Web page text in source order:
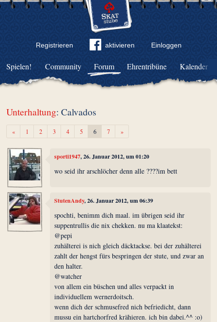
Registrieren aktivieren Einloggen
Community Forum Ehrentribüne Kalender
Spielen!
Unterhaltung: Calvados
«Zurück1 2 3 4 5 6 7 »Weiter
sporti1947, 26. Januar 2012, um 01:20
wo seid ihr arschlöcher denn alle ????im bett
StutenAndy, 26. Januar 2012, um 06:39
spochti, benimm dich maal. im übrigen seid ihr
suppentrullis die nix chekken. nu ma klaatekst:
@pepi
zuhälterei is nich gleich däcktackse. bei der zuhälterei
zahlt der hengst fürs bespringen der stute, und zwar an
den halter.
@watcher
von allem ein büschen und alles verpackt in
individuellem wernerdoitsch.
wenn dich der schmusefred nich befriedicht, dann
mussu ein hartchorfred krähieren. ich bin dabei.^^ :o)